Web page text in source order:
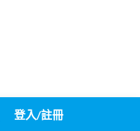
登入/註冊